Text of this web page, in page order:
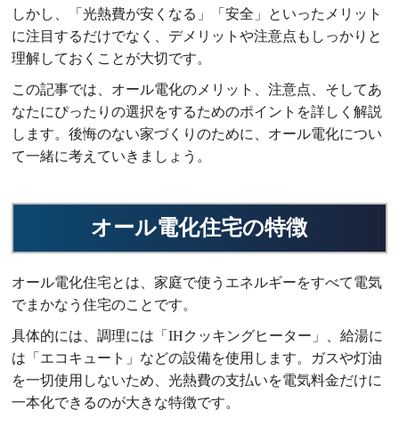
しかし、「光熱費が安くなる」「安全」といったメリット
に注目するだけでなく、デメリットや注意点もしっかりと
理解しておくことが大切です。
この記事では、オール電化のメリット、注意点、そしてあ
なたにぴったりの選択をするためのポイントを詳しく解説
します。後悔のない家づくりのために、オール電化につい
て一緒に考えていきましょう。
オール電化住宅の特徴
オール電化住宅とは、家庭で使うエネルギーをすべて電気
でまかなう住宅のことです。
具体的には、調理には「IHクッキングヒーター」、給湯に
は「エコキュート」などの設備を使用します。ガスや灯油
を一切使用しないため、光熱費の支払いを電気料金だけに
一本化できるのが大きな特徴です。